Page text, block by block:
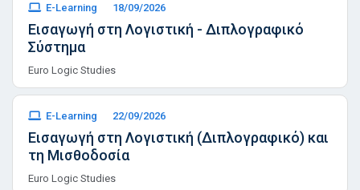
E-Learning 18/09/2026
Εισαγωγή στη Λογιστική - Διπλογραφικό
Σύστημα
Euro Logic Studies
E-Learning 22/09/2026
Εισαγωγή στη Λογιστική (Διπλογραφικό) και
τη Μισθοδοσία
Euro Logic Studies